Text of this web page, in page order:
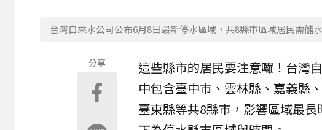
台灣自來水公司公布6月8日最新停水區域，共8縣市區域居民需儲
分享 這些縣市的居民要注意囉！台灣
中包含臺中市、 雲林縣、 嘉義縣、
臺東縣等共8縣市，影響區域最